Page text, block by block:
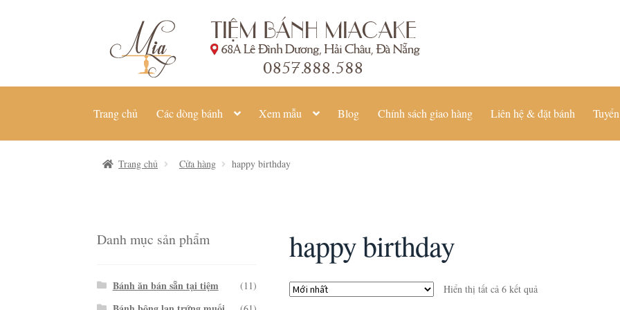
Điều
nội
Trang chủ Các dòng bánh Xem mẫu Blog Chính sách giao hàng Liên hệ & đặt bánh
Trang chủ Cửa hàng happy birthday
happy birthday
Hiển thị tất cả 6 kết quả
Danh mục sản phẩm
Bánh ăn bán sẵn tại tiệm (11)